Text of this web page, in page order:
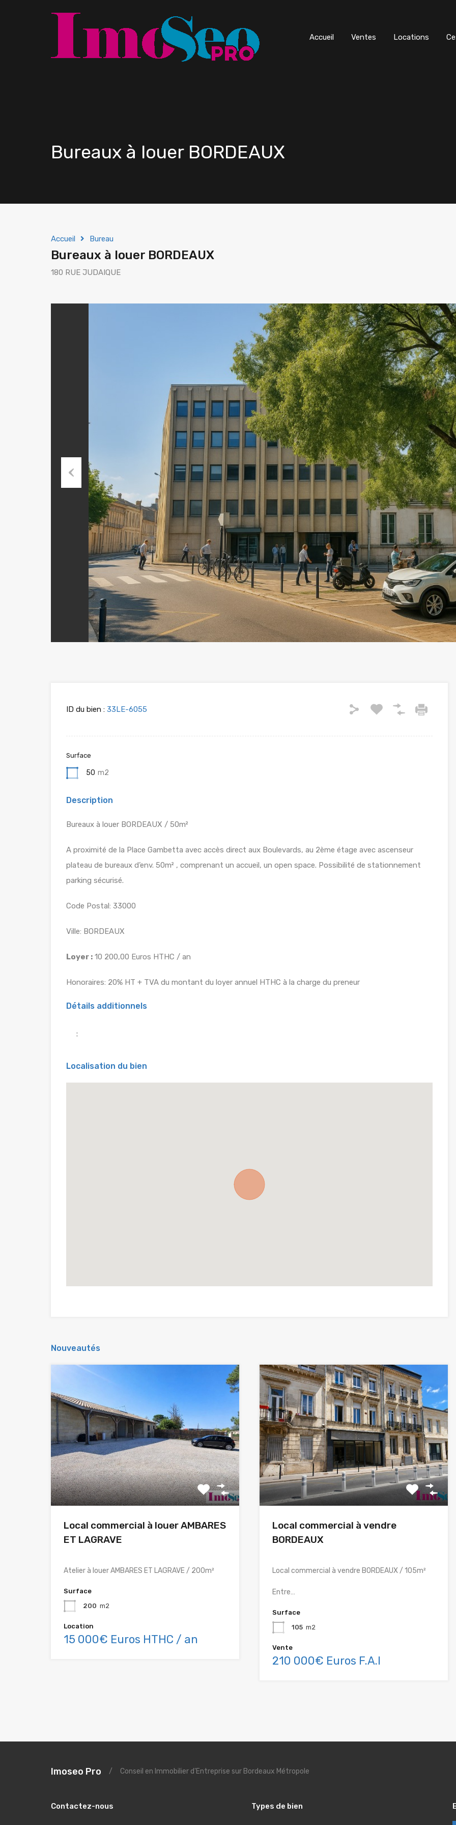
Accueil Ventes Locations
Bureaux à louer BORDEAUX
Accueil Bureau
Bureaux à louer BORDEAUX
180 RUE JUDAIQUE
Previous
ID du bien : 33LE-6055
Surface
50 m2
Description
Bureaux à louer BORDEAUX / 50m²
A proximité de la Place Gambetta avec accès direct aux Boulevards, au 2ème étage avec ascenseur
plateau de bureaux d’env. 50m² , comprenant un accueil, un open space. Possibilité de stationnement
parking sécurisé.
Code Postal: 33000
Ville: BORDEAUX
Loyer : 10 200,00 Euros HTHC / an
Honoraires: 20% HT + TVA du montant du loyer annuel HTHC à la charge du preneur
Détails additionnels
:
Localisation du bien
Nouveautés
Local commercial à louer AMBARES
ET LAGRAVE
Atelier à louer AMBARES ET LAGRAVE / 200m²
Surface
200 m2
Location
15 000€ Euros HTHC / an
Local commercial à vendre
BORDEAUX
Local commercial à vendre BORDEAUX / 105m²
Entre…
Surface
105 m2
Vente
210 000€ Euros F.A.I
Imoseo Pro / Conseil en Immobilier d'Entreprise sur Bordeaux Métropole
Contactez-nous Types de bien